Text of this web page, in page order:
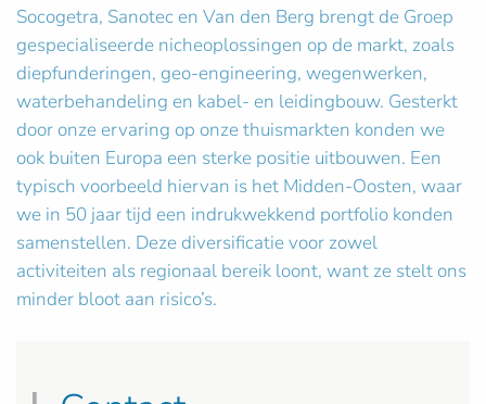
Socogetra, Sanotec en Van den Berg brengt de Groep
gespecialiseerde nicheoplossingen op de markt, zoals
diepfunderingen, geo-engineering, wegenwerken,
waterbehandeling en kabel- en leidingbouw. Gesterkt
door onze ervaring op onze thuismarkten konden we
ook buiten Europa een sterke positie uitbouwen. Een
typisch voorbeeld hiervan is het Midden-Oosten, waar
we in 50 jaar tijd een indrukwekkend portfolio konden
samenstellen. Deze diversificatie voor zowel
activiteiten als regionaal bereik loont, want ze stelt ons
minder bloot aan risico’s.